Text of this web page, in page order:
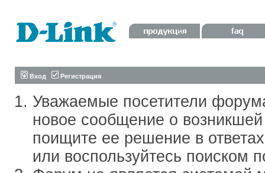
Вход Регистрация
Уважаемые посетители
новое сообщение о
поищите ее решение в
или воспользуйтесь поиском